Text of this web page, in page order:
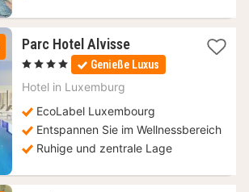
Parc Hotel Alvisse1
Nacht
ab
, 4 Sterne Genieße Luxus
Hotel in Luxemburg
EcoLabel Luxembourg
Entspannen Sie im Wellnessbereich
Ruhige und zentrale Lage